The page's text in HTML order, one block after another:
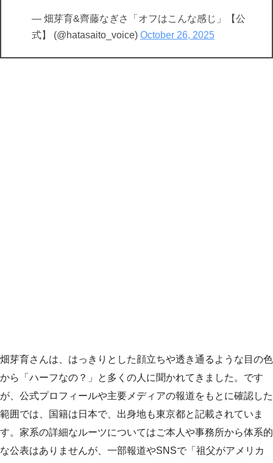
— 畑芽育&齊藤なぎさ「オフはこんな感じ」【公
式】 (@hatasaito_voice) October 26, 2025
畑芽育さんは、はっきりとした顔立ちや透き通るような目の色
から「ハーフなの？」と多くの人に聞かれてきました。です
が、公式プロフィールや主要メディアの報道をもとに確認した
範囲では、国籍は日本で、出身地も東京都と記載されていま
す。家系の詳細なルーツについてはご本人や事務所から体系的
な公表はありませんが、一部報道やSNSで「祖父がアメリカ